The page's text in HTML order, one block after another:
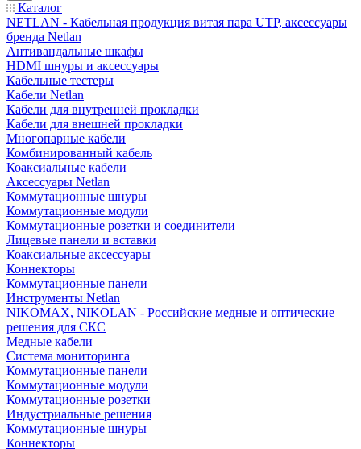
Каталог
NETLAN - Кабельная продукция витая пара UTP, аксессуары
бренда Netlan
Антивандальные шкафы
HDMI шнуры и аксессуары
Кабельные тестеры
Кабели Netlan
Кабели для внутренней прокладки
Кабели для внешней прокладки
Многопарные кабели
Комбинированный кабель
Коаксиальные кабели
Аксессуары Netlan
Коммутационные шнуры
Коммутационные модули
Коммутационные розетки и соединители
Лицевые панели и вставки
Коаксиальные аксессуары
Коннекторы
Коммутационные панели
Инструменты Netlan
NIKOMAX, NIKOLAN - Российские медные и оптические
решения для СКС
Медные кабели
Система мониторинга
Коммутационные панели
Коммутационные модули
Коммутационные розетки
Индустриальные решения
Коммутационные шнуры
Коннекторы